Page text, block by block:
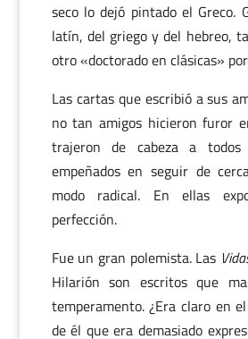
seco lo dejó pintado el Greco.
latín, del griego y del hebreo,
otro «doctorado en clásicas»
Las cartas que escribió a sus
no tan amigos hicieron furor
trajeron de cabeza a
empeñados en seguir de
modo radical. En ellas
perfección.
Fue un gran polemista. Las
Hilarión son escritos que
temperamento. ¿Era claro en
de él que era demasiado